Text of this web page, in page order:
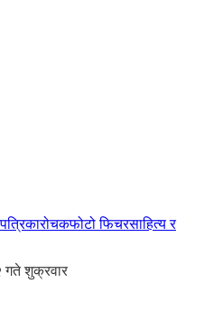
रोचकफोटो फिचरसाहित्य र
शुक्रवार